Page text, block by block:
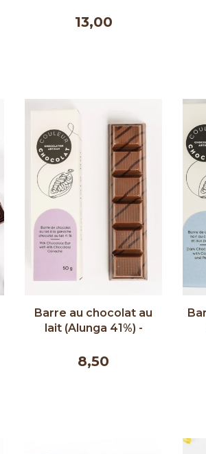
13,00
Barre au chocolat au
lait (Alunga 41%) -
8,50